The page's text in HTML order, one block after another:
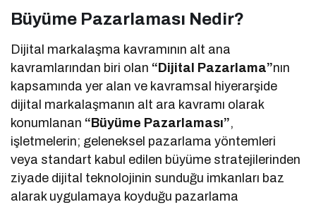
Büyüme Pazarlaması Nedir?
Dijital markalaşma kavramının alt ana
kavramlarından biri olan “Dijital Pazarlama”nın
kapsamında yer alan ve kavramsal hiyerarşide
dijital markalaşmanın alt ara kavramı olarak
konumlanan “Büyüme Pazarlaması”,
işletmelerin; geleneksel pazarlama yöntemleri
veya standart kabul edilen büyüme stratejilerinden
ziyade dijital teknolojinin sunduğu imkanları baz
alarak uygulamaya koyduğu pazarlama